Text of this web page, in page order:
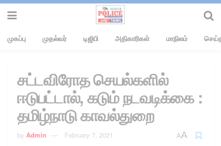
முகப்பு முதல்வர் டிஜிபி அதிகாரிகள் மாநிலம்
சட்டவிரோத செயல்களில்
ஈடுபட்டால், கடும் நடவடிக்கை :
தமிழ்நாடு காவல்துறை
by Admin February 7, 2021 AA